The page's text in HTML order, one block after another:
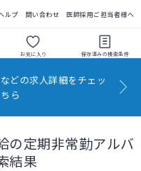
ルプ 問い合わせ 医師採用ご担当者様へ
お気に入り 保存済みの検索条件
どの求人詳細をチェッ
ら
の定期非常勤アルバ
結果